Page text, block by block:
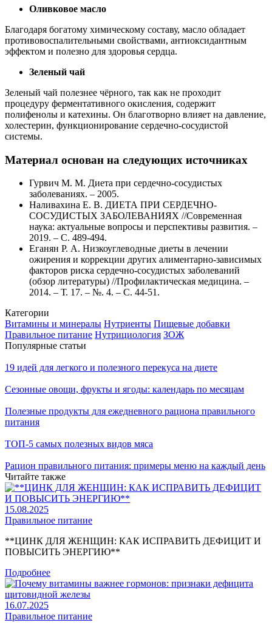
Оливковое масло
Благодаря богатому химическому составу, масло обладает
противовоспалительными свойствами, антиоксидантным
эффектом и полезно для здоровья сердца.
Зеленый чай
Зеленый чай полезнее чёрного, так как не проходит
процедуру ферментативного окисления, содержит
полифенолы и катехины. Он благотворно влияет на давление,
холестерин, функционирование сердечно-сосудистой
системы.
Материал основан на следующих источниках
Гурвич М. М. Диета при сердечно-сосудистых
заболеваниях. – 2005.
Наливахина Е. В. ДИЕТА ПРИ СЕРДЕЧНО-
СОСУДИСТЫХ ЗАБОЛЕВАНИЯХ //Современная
наука: актуальные вопросы и перспективы развития. –
2019. – С. 489-494.
Еганян Р. А. Низкоуглеводные диеты в лечении
ожирения и коррекции других алиментарно-зависимых
факторов риска сердечно-сосудистых заболеваний
(обзор литературы) //Профилактическая медицина. –
2014. – Т. 17. – №. 4. – С. 44-51.
Категории
Витамины и минералы Нутриенты Пищевые добавки
Правильное питание Нутрициология ЗОЖ
Популярные статьи
19 идей для легкого и полезного перекуса на диете
Сезонные овощи, фрукты и ягоды: календарь по месяцам
Полезные продукты для ежедневного рациона правильного
питания
ТОП-5 самых полезных видов мяса
Рацион правильного питания: примеры меню на каждый день
Читайте также
15.08.2025
Правильное питание
**ЦИНК ДЛЯ ЖЕНЩИН: КАК ИСПРАВИТЬ ДЕФИЦИТ И
ПОВЫСИТЬ ЭНЕРГИЮ**
Подробнее
16.07.2025
Правильное питание